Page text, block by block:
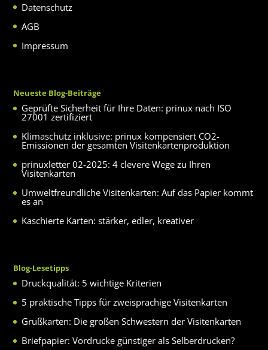
Datenschutz
AGB
Impressum
Neueste Blog-Beiträge
Geprüfte Sicherheit für Ihre Daten: prinux nach ISO
27001 zertifiziert
Klimaschutz inklusive: prinux kompensiert CO2-
Emissionen der gesamten Visitenkartenproduktion
prinuxletter 02-2025: 4 clevere Wege zu Ihren
Visitenkarten
Umweltfreundliche Visitenkarten: Auf das Papier kommt
es an
Kaschierte Karten: stärker, edler, kreativer
Blog-Lesetipps
Druckqualität: 5 wichtige Kriterien
5 praktische Tipps für zweisprachige Visitenkarten
Grußkarten: Die großen Schwestern der Visitenkarten
Briefpapier: Vordrucke günstiger als Selberdrucken?